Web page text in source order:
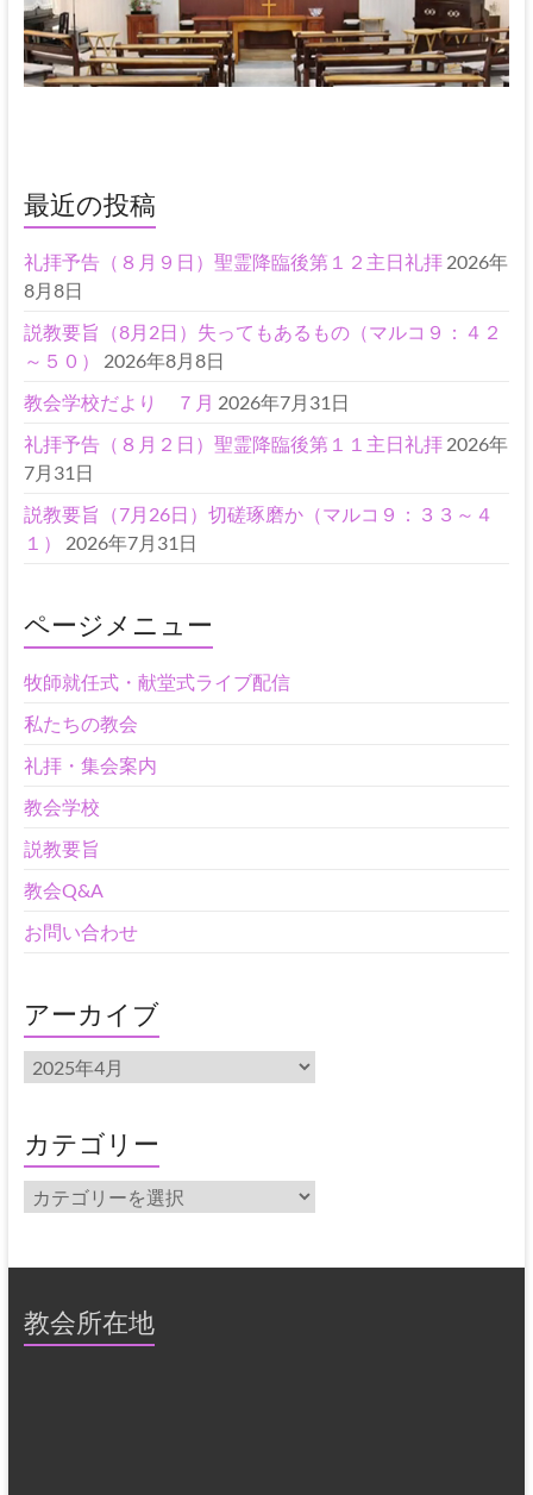
最近の投稿
礼拝予告（８月９日）聖霊降臨後第１２主日礼拝 2026年
8月8日
説教要旨（8月2日）失ってもあるもの（マルコ９：４２
～５０）
2026年8月8日
教会学校だより ７月 2026年7月31日
礼拝予告（８月２日）聖霊降臨後第１１主日礼拝 2026年
7月31日
説教要旨（7月26日）切磋琢磨か（マルコ９：３３～４
１）
2026年7月31日
ページメニュー
牧師就任式・献堂式ライブ配信
私たちの教会
礼拝・集会案内
教会学校
説教要旨
教会Q&A
お問い合わせ
アーカイブ
ア
ー
イ
ブ
カテゴリー
カ
テ
教会所在地